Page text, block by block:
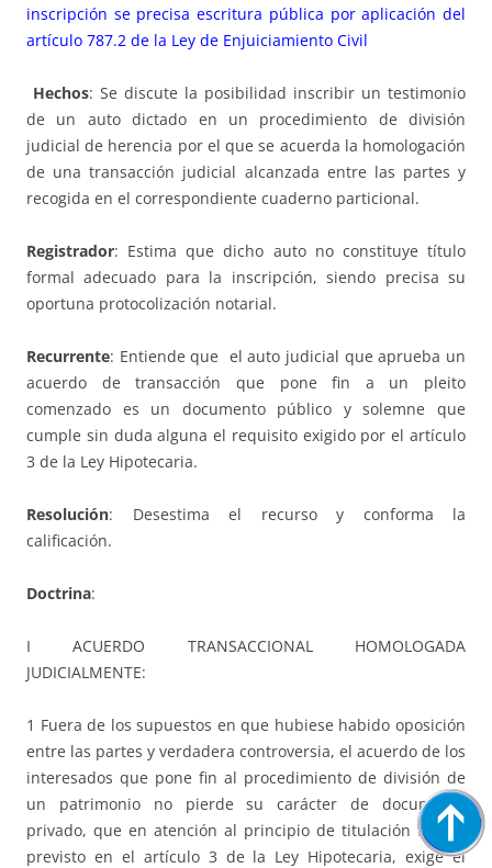
inscripción se precisa escritura pública por aplicación del
artículo 787.2 de la Ley de Enjuiciamiento Civil
Hechos: Se discute la posibilidad inscribir un testimonio
de un auto dictado en un procedimiento de división
judicial de herencia por el que se acuerda la homologación
de una transacción judicial alcanzada entre las partes y
recogida en el correspondiente cuaderno particional.
Registrador: Estima que dicho auto no constituye título
formal adecuado para la inscripción, siendo precisa su
oportuna protocolización notarial.
Recurrente: Entiende que el auto judicial que aprueba un
acuerdo de transacción que pone fin a un pleito
comenzado es un documento público y solemne que
cumple sin duda alguna el requisito exigido por el artículo
3 de la Ley Hipotecaria.
Resolución: Desestima el recurso y conforma la
calificación.
Doctrina:
I ACUERDO TRANSACCIONAL HOMOLOGADA
JUDICIALMENTE:
1 Fuera de los supuestos en que hubiese habido oposición
entre las partes y verdadera controversia, el acuerdo de los
interesados que pone fin al procedimiento de división de
un patrimonio no pierde su carácter de documento
privado, que en atención al principio de titulación formal
previsto en el artículo 3 de la Ley Hipotecaria, exige el